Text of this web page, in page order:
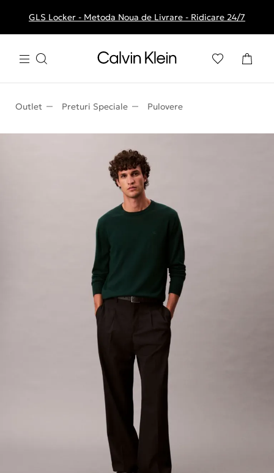
Livrare gratuita la comenzile de peste 250 RON
GLS Locker - Metoda Noua de Livrare - Ridicare 24/7
Outlet Preturi Speciale Pulovere